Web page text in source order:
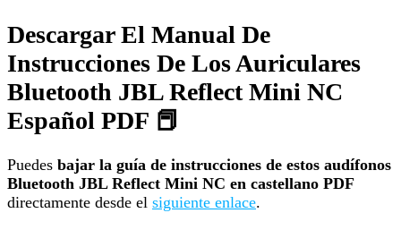
Descargar El Manual De
Instrucciones De Los Auriculares
Bluetooth JBL Reflect Mini NC
Español PDF 📕
Puedes bajar la guía de instrucciones de estos audífonos
Bluetooth JBL Reflect Mini NC en castellano PDF
directamente desde el siguiente enlace.